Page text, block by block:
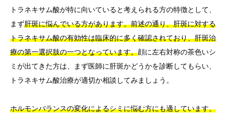
トラネキサム酸が特に向いていると考えられる方の特徴として、
まず肝斑に悩んでいる方があります。前述の通り、肝斑に対する
トラネキサム酸の有効性は臨床的に多く確認されており、肝斑治
療の第一選択肢の一つとなっています。顔に左右対称の茶色いシ
ミが出てきた方は、まず医師に肝斑かどうかを診断してもらい、
トラネキサム酸治療が適切か相談してみましょう。
ホルモンバランスの変化によるシミに悩む方にも適しています。